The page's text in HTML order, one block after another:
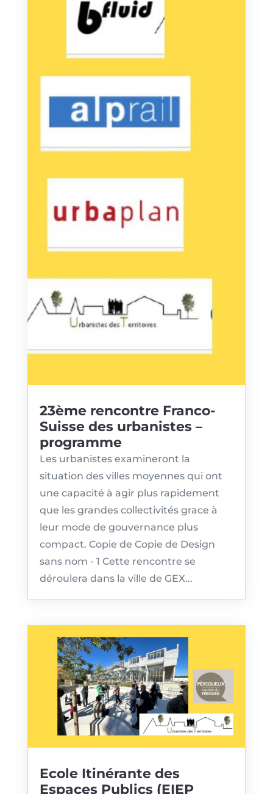
23ème rencontre Franco-
Suisse des urbanistes –
programme
Les urbanistes examineront la
situation des villes moyennes qui ont
une capacité à agir plus rapidement
que les grandes collectivités grace à
leur mode de gouvernance plus
compact. Copie de Copie de Design
sans nom - 1 Cette rencontre se
déroulera dans la ville de GEX...
Ecole Itinérante des
Espaces Publics (EIEP